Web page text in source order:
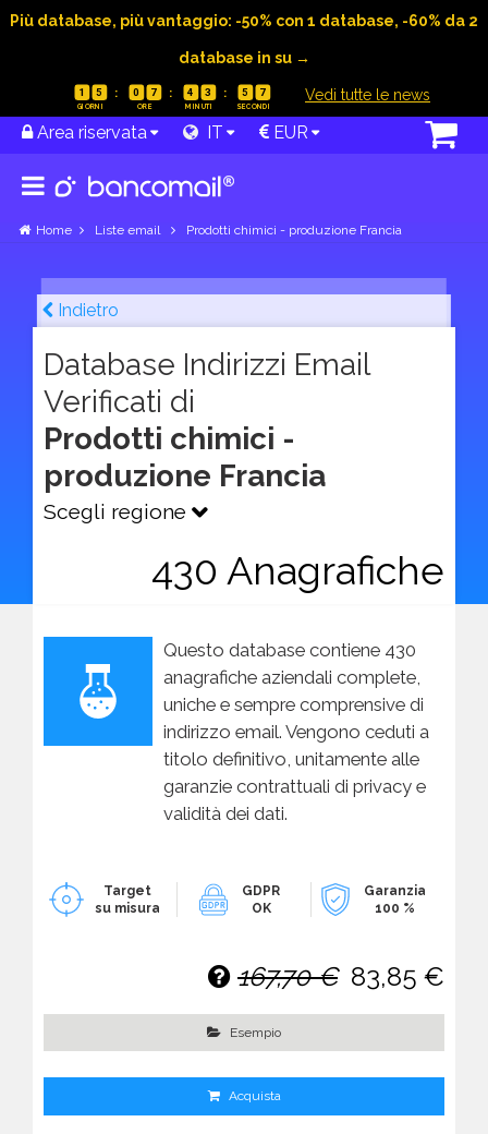
Più database, più vantaggio: -50% con 1 database, -60% da 2
database in su →
1 5 0 7 4 3 5 6 Vedi tutte le news
Area riservata IT EUR
Home Liste email Prodotti chimici - produzione Francia
Indietro
Database Indirizzi Email
Verificati di
Prodotti chimici -
produzione Francia
Scegli regione
430 Anagrafiche
Questo database contiene 430
anagrafiche aziendali complete,
uniche e sempre comprensive di
indirizzo email. Vengono ceduti a
titolo definitivo, unitamente alle
garanzie contrattuali di privacy e
validità dei dati.
Target
su misura
GDPR
OK
Garanzia
100 %
167,70 € 83,85 €
Esempio
Acquista